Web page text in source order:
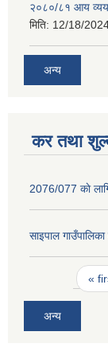
२०८०/८१ आय व्यय
मिति: 12/18/
अन्य
कर तथा
2076/077 काे
साइपाल
Pages«
अन्य